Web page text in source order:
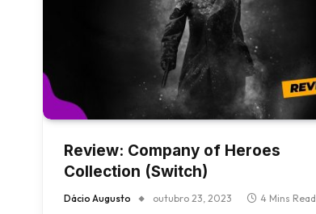
Review: Company of Heroes
Collection (Switch)
Dácio Augusto outubro 23, 2023 4 Mins Read